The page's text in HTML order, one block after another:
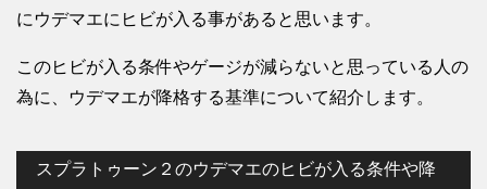
にウデマエにヒビが入る事があると思います。
このヒビが入る条件やゲージが減らないと思っている人の
為に、ウデマエが降格する基準について紹介します。
スプラトゥーン２のウデマエのヒビが入る条件や降